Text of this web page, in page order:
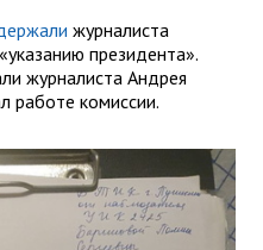
журналиста
президента».
журналиста Андрея
работе комиссии.